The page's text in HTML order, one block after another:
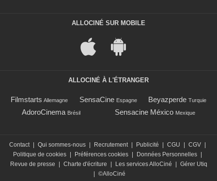
ALLOCINÉ SUR MOBILE
ALLOCINÉ À L'ÉTRANGER
Filmstarts Allemagne SensaCine Espagne Beyazperde Turquie
AdoroCinema Brésil Sensacine México Mexique
Contact Qui sommes-nous Recrutement Publicité CGU CGV
Politique de cookies
Préférences cookies Données Personnelles
Revue de presse
Charte d'écriture Les services AlloCiné
Gérer Utiq
©AlloCiné